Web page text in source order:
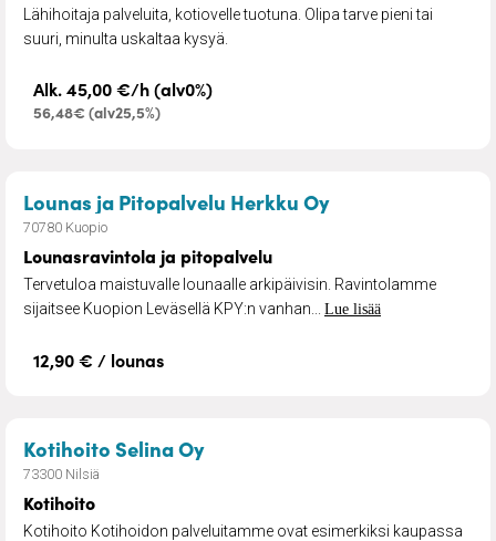
Lähihoitaja palveluita, kotiovelle tuotuna. Olipa tarve pieni tai
suuri, minulta uskaltaa kysyä.
Alk. 45,00 €/h (alv0%)
56,48€ (alv25,5%)
Lounas ja Pitopalvelu Herkku Oy–
70780 Kuopio
Lounasravintola ja pitopalvelu
Tervetuloa maistuvalle lounaalle arkipäivisin. Ravintolamme
sijaitsee Kuopion Leväsellä KPY:n vanhan... Lue lisää
12,90 € / lounas
Kotihoito Selina Oy– Kotihoito
73300 Nilsiä
Kotihoito
Kotihoito Kotihoidon palveluitamme ovat esimerkiksi kaupassa